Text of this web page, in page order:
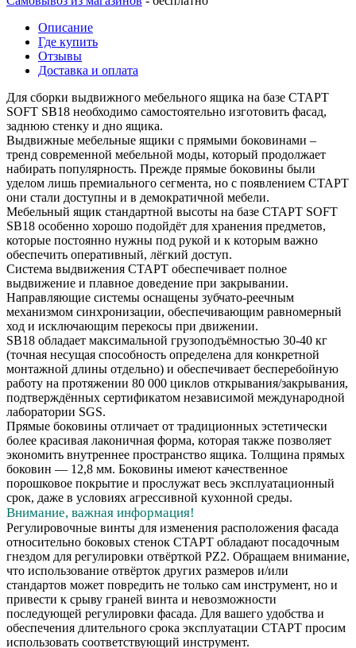
Описание
Где купить
Отзывы
Доставка и оплата
Для сборки выдвижного мебельного ящика на базе СТАРТ
SOFT SB18 необходимо самостоятельно изготовить фасад,
заднюю стенку и дно ящика.
Выдвижные мебельные ящики с прямыми боковинами –
тренд современной мебельной моды, который продолжает
набирать популярность. Прежде прямые боковины были
уделом лишь премиального сегмента, но с появлением СТАРТ
они стали доступны и в демократичной мебели.
Мебельный ящик стандартной высоты на базе СТАРТ SOFT
SB18 особенно хорошо подойдёт для хранения предметов,
которые постоянно нужны под рукой и к которым важно
обеспечить оперативный, лёгкий доступ.
Система выдвижения СТАРТ обеспечивает полное
выдвижение и плавное доведение при закрывании.
Направляющие системы оснащены зубчато-реечным
механизмом синхронизации, обеспечивающим равномерный
ход и исключающим перекосы при движении.
SB18 обладает максимальной грузоподъёмностью 30-40 кг
(точная несущая способность определена для конкретной
монтажной длины отдельно) и обеспечивает бесперебойную
работу на протяжении 80 000 циклов открывания/закрывания,
подтверждённых сертификатом независимой международной
лаборатории SGS.
Прямые боковины отличает от традиционных эстетически
более красивая лаконичная форма, которая также позволяет
экономить внутреннее пространство ящика. Толщина прямых
боковин — 12,8 мм. Боковины имеют качественное
порошковое покрытие и прослужат весь эксплуатационный
срок, даже в условиях агрессивной кухонной среды.
Внимание, важная информация!
Регулировочные винты для изменения расположения фасада
относительно боковых стенок СТАРТ обладают посадочным
гнездом для регулировки отвёрткой PZ2. Обращаем внимание,
что использование отвёрток других размеров и/или
стандартов может повредить не только сам инструмент, но и
привести к срыву граней винта и невозможности
последующей регулировки фасада. Для вашего удобства и
обеспечения длительного срока эксплуатации СТАРТ просим
использовать соответствующий инструмент.